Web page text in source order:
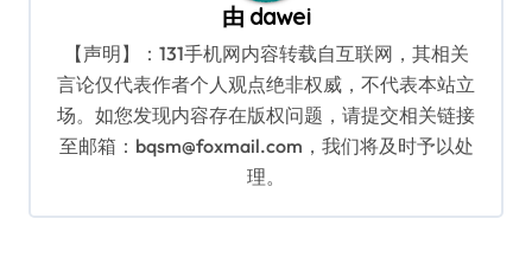
由 dawei
【声明】：131手机网内容转载自互联网，其相关
言论仅代表作者个人观点绝非权威，不代表本站立
场。如您发现内容存在版权问题，请提交相关链接
至邮箱：bqsm@foxmail.com，我们将及时予以处
理。